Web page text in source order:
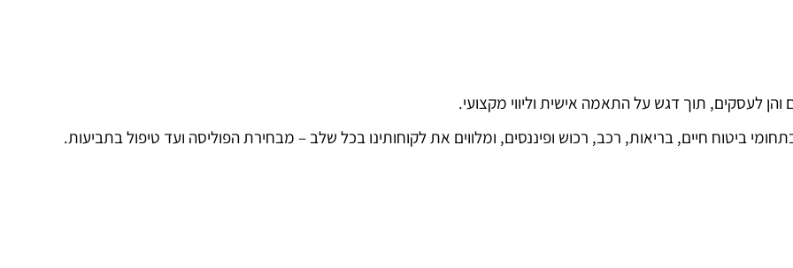
לעסקים, תוך דגש על התאמה אישית וליווי מקצועי.
ביטוח חיים, בריאות, רכב, רכוש ופיננסים, ומלווים את לקוחותינו בכל שלב – מבחירת הפוליסה ועד טיפול בתביעות.